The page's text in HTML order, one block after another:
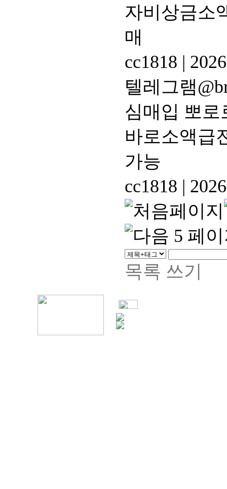
자비상금소
매
cc1818 |
텔레그램
심매입 뽀로
바로소액급
가능
cc1818 |
목록 쓰기